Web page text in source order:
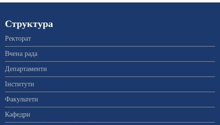
Структура
Ректорат
Вчена рада
Департаменти
Інститути
Факультети
Кафедри